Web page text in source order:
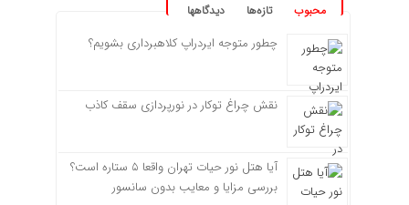
محبوب تازه‌ها دیدگاهها
چطور متوجه ایردراپ کلاهبرداری بشویم؟
نقش چراغ توکار در نورپردازی سقف کاذب
آیا هتل نور حیات تهران واقعا ۵ ستاره است؟
بررسی مزایا و معایب بدون سانسور